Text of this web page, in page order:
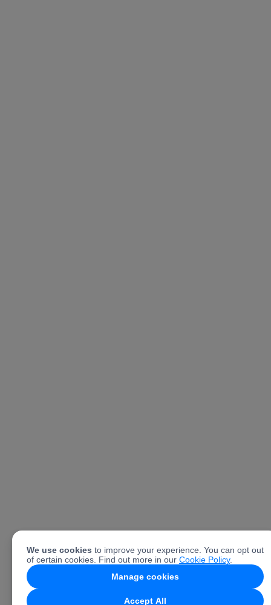
We use cookies to improve your experience. You can opt out
of certain cookies. Find out more in our Cookie Policy.
Manage cookies
Accept All